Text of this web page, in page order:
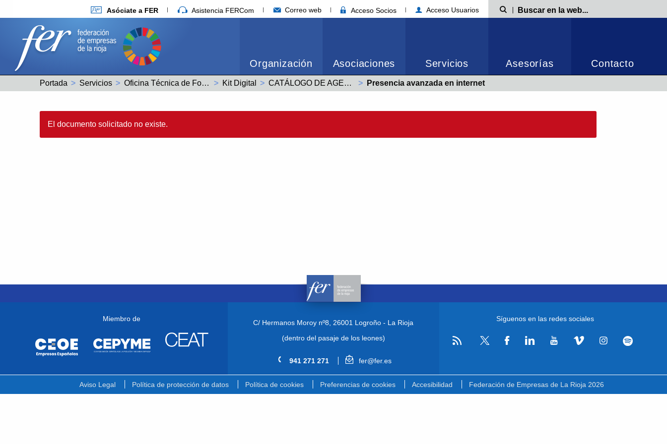
Asóciate a FER Asistencia FERCom Correo web Acceso Socios Acceso Usuarios Búsqueda
Organización Asociaciones Servicios Asesorías Contacto
Portada Servicios Oficina Técnica de Fondos Europeos Kit Digital CATÁLOGO DE AGENTES DIGITALIZADORES EMPRESAS SOCIAS FER Actual:
Presencia avanzada en internet
El documento solicitado no existe.
Miembro de C/ Hermanos Moroy nº8, 26001 Logroño - La Rioja
(dentro del pasaje de los leones)
941 271 271 fer@fer.es
Síguenos en las redes sociales
Aviso Legal Política de protección de datos Política de cookies Preferencias de cookies Accesibilidad Federación de Empresas de La Rioja 2026